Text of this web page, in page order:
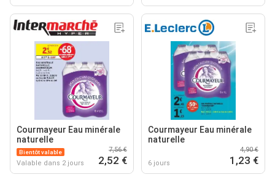
Courmayeur Eau minérale
naturelle
Bientôt valable
Valable dans 2 jours
7,56 €
2,52 €
Courmayeur Eau minérale
naturelle
6 jours
4,90 €
1,23 €